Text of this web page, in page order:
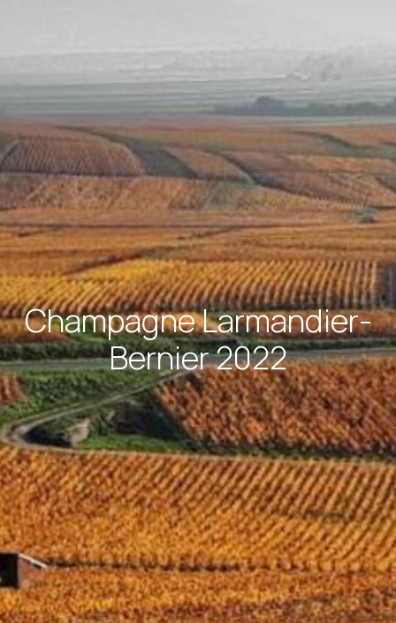
Champagne Larmandier-
Bernier 2022